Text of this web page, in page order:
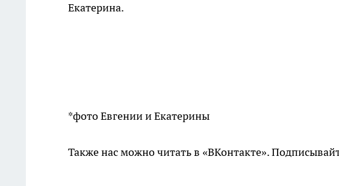
Екатерина.
*фото Евгении и Екатерины
Также нас можно читать в «ВКонтакте».